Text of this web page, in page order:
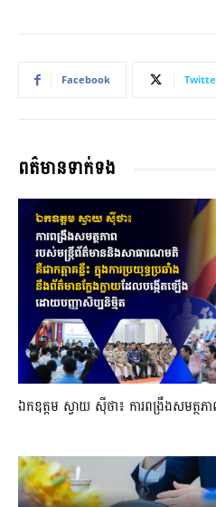
Facebook
ពត៌មានទាក់ទង
ឯកឧត្តម ស្វាយ ស៊ីថា៖ ការពង្រឹងសមត្ថភ